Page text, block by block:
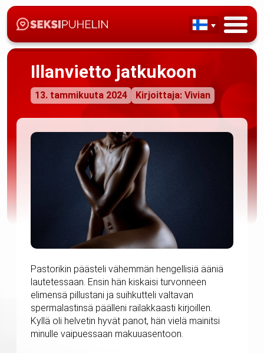
Illanvietto jatkukoon
13. tammikuuta 2024 Kirjoittaja: Vivian
Pastorikin päästeli vähemmän hengellisiä ääniä
lautetessaan. Ensin hän kiskaisi turvonneen
elimensä pillustani ja suihkutteli valtavan
spermalastinsä päälleni railakkaasti kirjoillen.
Kyllä oli helvetin hyvät panot, hän vielä mainitsi
minulle vaipuessaan makuuasentoon.